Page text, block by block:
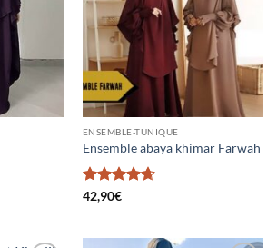
ENSEMBLE-TUNIQUE
Ensemble abaya khimar Farwah
Note4.67
42,90€